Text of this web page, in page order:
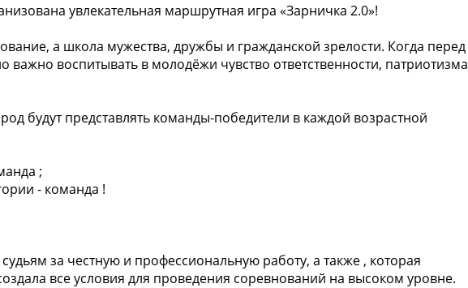
увлекательная маршрутная игра «Зарничка 2.0»!
а школа мужества, дружбы и гражданской зрелости. Когда перед
важно воспитывать в молодёжи чувство ответственности, патриотизма
будут представлять команды-победители в каждой возрастной
;
- команда !
за честную и профессиональную работу, а также , которая
все условия для проведения соревнований на высоком уровне.